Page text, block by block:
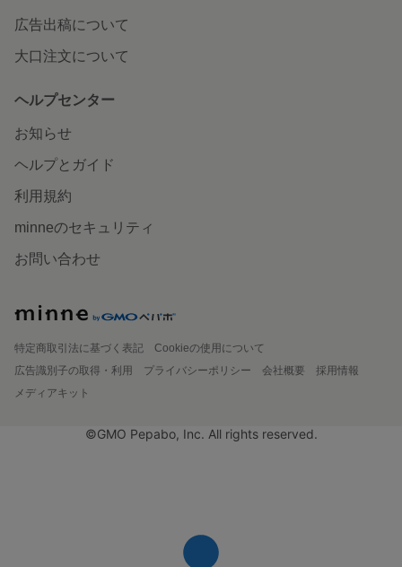
広告出稿について
大口注文について
ヘルプセンター
お知らせ
ヘルプとガイド
利用規約
minneのセキュリティ
お問い合わせ
特定商取引法に基づく表記
Cookieの使用について
広告識別子の取得・利用
プライバシーポリシー 会社概要
採用情報
メディアキット
©GMO Pepabo, Inc. All rights reserved.